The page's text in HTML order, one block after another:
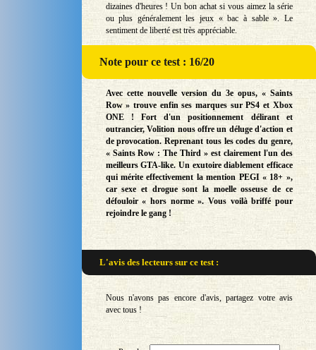
dizaines d'heures ! Un bon achat si vous aimez la série
ou plus généralement les jeux « bac à sable ». Le
sentiment de liberté est très appréciable.
Notepour ce test : 16/20
Avec cette nouvelle version du 3e opus, « Saints
Row » trouve enfin ses marques sur PS4 et Xbox
ONE ! Fort d'un positionnement délirant et
outrancier, Volition nous offre un déluge d'action et
de provocation. Reprenant tous les codes du genre,
« Saints Row : The Third » est clairement l'un des
meilleurs GTA-like. Un exutoire diablement efficace
qui mérite effectivement la mention PEGI « 18+ »,
car sexe et drogue sont la moelle osseuse de ce
défouloir « hors norme ». Vous voilà briffé pour
rejoindre le gang !
L'avis des lecteurs surce test :
Nous n'avons pas encore d'avis, partagez votre avis
avec tous !